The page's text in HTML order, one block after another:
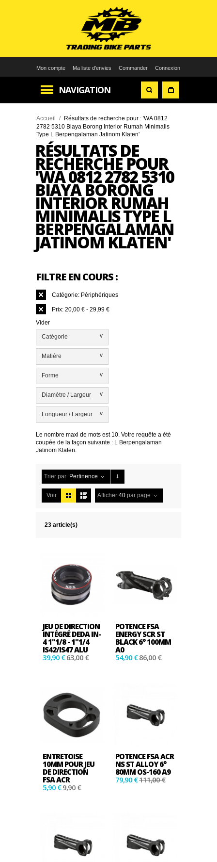
Mon compte Ma liste d'envies Commander Connexion
NAVIGATION
Accueil / Résultats de recherche pour : 'WA 0812
2782 5310 Biaya Borong Interior Rumah Minimalis
Type L Berpengalaman Jatinom Klaten'
RÉSULTATS DE
RECHERCHE POUR
'WA 0812 2782 5310
BIAYA BORONG
INTERIOR RUMAH
MINIMALIS TYPE L
BERPENGALAMAN
JATINOM KLATEN'
FILTRE EN COURS :
Catégorie: Périphériques
Prix: 20,00 € - 29,99 €
Vider
Catégorie v
Matière v
Forme v
Diamètre / Largeur v
Longueur / Largeur v
Le nombre maxi de mots est 10. Votre requête a été
coupée de la façon suivante : L Berpengalaman
Jatinom Klaten.
Trier par Pertinence
Voir Afficher 40 par page
23 article(s)
JEU DE DIRECTION
INTÉGRÉ DEDA IN-
4 1"1/8 - 1"1/4
IS42/IS47 ALU
39,90 €63,00 €
POTENCE FSA
ENERGY SCR ST
BLACK 6° 100MM
A0
54,90 €86,00 €
ENTRETOISE
10MM POUR JEU
DE DIRECTION
FSA ACR
5,90 €9,90 €
POTENCE FSA ACR
NS ST ALLOY 6°
80MM OS-160 A9
79,90 €111,00 €